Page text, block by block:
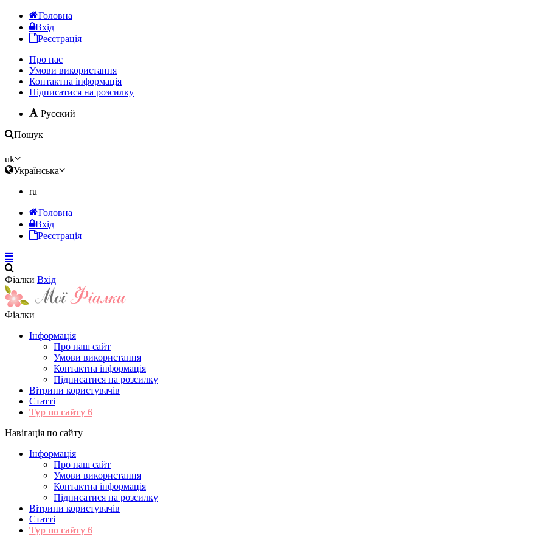
Головна
Вхід
Реєстрація
Про нас
Умови використання
Контактна інформація
Підписатися на розсилку
Русский
Пошук
uk
Українська
ru
Головна
Вхід
Реєстрація
Фіалки Вхід
Фіалки
Інформація
Про наш сайт
Умови використання
Контактна інформація
Підписатися на розсилку
Вітрини користувачів
Статті
Тур по сайту 6
Навігація по сайту
Інформація
Про наш сайт
Умови використання
Контактна інформація
Підписатися на розсилку
Вітрини користувачів
Статті
Тур по сайту 6